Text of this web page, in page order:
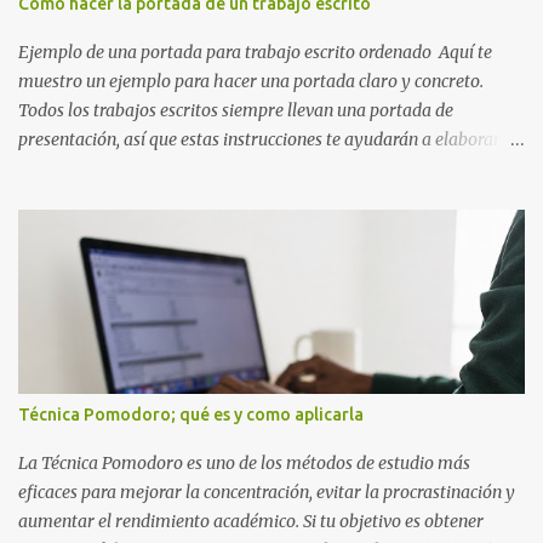
pierdas la letra O , diseñada con ese estilo geométrico tan carac...
Cómo hacer la portada de un trabajo escrito
Ejemplo de una portada para trabajo escrito ordenado Aquí te
muestro un ejemplo para hacer una portada claro y concreto.
Todos los trabajos escritos siempre llevan una portada de
presentación, así que estas instrucciones te ayudarán a elaborar
compartir el enlace de este artículo para que así como a ti también
ellos se puedan guiar con esta explicación. Los datos esenciales
para una portada para presentar un trabajo escrito a mano o
impreso son los siguientes y en este orden: Nombre de la escuela o
del instituto (Es muy importante este dato) Título del trabajo
(Puede ser: Ensayo sobre la lectura, o Informe de computación)
Nombre completo del alumno que va a presentar dicho trabajo
escrito La clase, materia ó asignatura Grupo Nombre del maestro
o catedrático Ciudad y fecha...
Técnica Pomodoro; qué es y como aplicarla
La Técnica Pomodoro es uno de los métodos de estudio más
eficaces para mejorar la concentración, evitar la procrastinación y
aumentar el rendimiento académico. Si tu objetivo es obtener